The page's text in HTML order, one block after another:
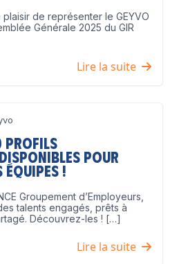
de représenter le GEYVO
Générale 2025 du GIR
Lire la suite
profils
pour
!
Groupement d’Employeurs,
talents engagés, prêts à
Découvrez-les ! […]
Lire la suite